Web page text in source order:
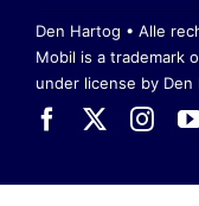
Den Hartog • Alle
Mobil is a trademark
under license by Den